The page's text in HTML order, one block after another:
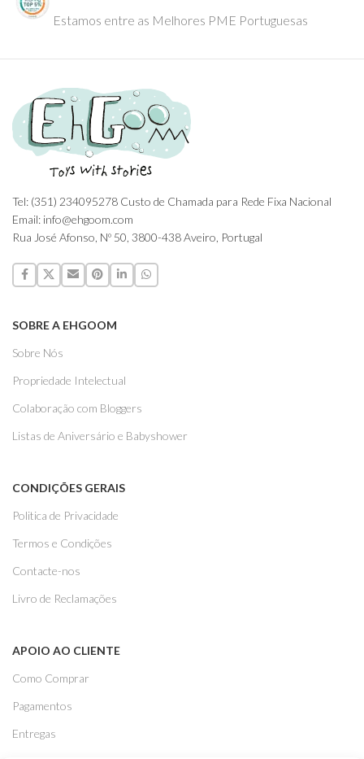
Estamos entre as Melhores PME Portuguesas
Tel: (351) 234095278 Custo de Chamada para Rede Fixa Nacional
Email: info@ehgoom.com
Rua José Afonso, Nº 50, 3800-438 Aveiro, Portugal
SOBRE A EHGOOM
Sobre Nós
Propriedade Intelectual
Colaboração com Bloggers
Listas de Aniversário e Babyshower
CONDIÇÕES GERAIS
Politica de Privacidade
Termos e Condições
Contacte-nos
Livro de Reclamações
APOIO AO CLIENTE
Como Comprar
Pagamentos
Entregas